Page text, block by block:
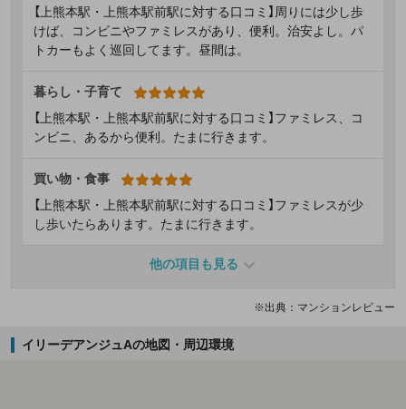
【上熊本駅・上熊本駅前駅に対する口コミ】周りには少し歩
けば、コンビニやファミレスがあり、便利。治安よし。パ
トカーもよく巡回してます。昼間は。
暮らし・子育て
【上熊本駅・上熊本駅前駅に対する口コミ】ファミレス、コ
ンビニ、あるから便利。たまに行きます。
買い物・食事
【上熊本駅・上熊本駅前駅に対する口コミ】ファミレスが少
し歩いたらあります。たまに行きます。
他の項目も見る
※出典：マンションレビュー
イリーデアンジュAの地図・周辺環境